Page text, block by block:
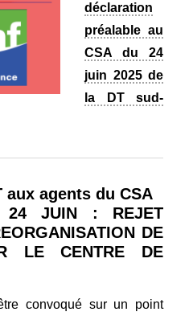
déclaration
préalable au
CSA du 24
juin 2025 de
la DT sud-
aux agents du CSA
24 JUIN : REJET
DE
LE CENTRE DE
convoqué sur un point